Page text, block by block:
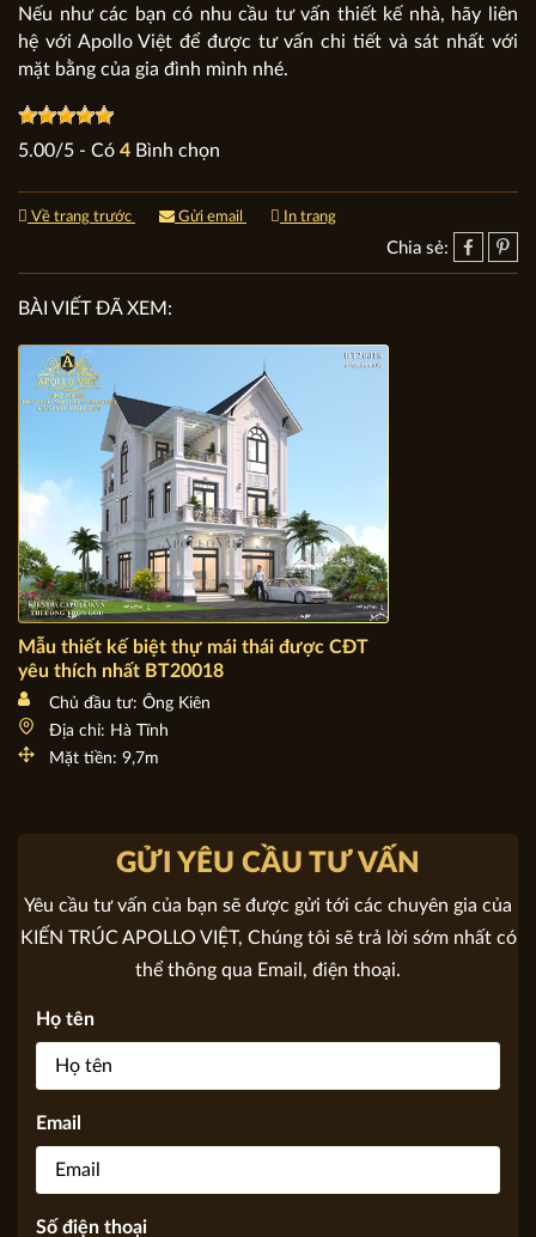
Nếu như các bạn có nhu cầu tư vấn thiết kế nhà, hãy liên
hệ với Apollo Việt để được tư vấn chi tiết và sát nhất với
mặt bằng của gia đình mình nhé.
5.00/5 - Có 4 Bình chọn
Về trang trước Gửi email In trang
Chia sẻ:
BÀI VIẾT ĐÃ XEM:
Mẫu thiết kế biệt thự mái thái được CĐT yêu thích nhất
BT20018
Mặt tiền: 9,7m
GỬI YÊU CẦU TƯ VẤN
KIẾN TRÚC APOLLO VIỆT, Chúng tôi sẽ trả lời sớm nhất có
Họ tên
Email